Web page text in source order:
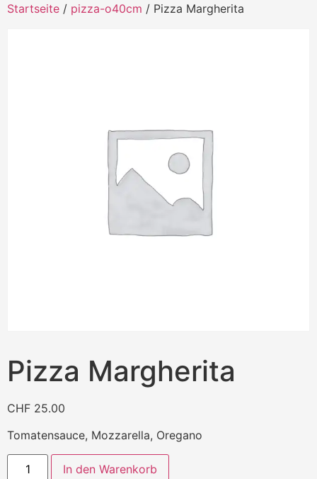
Startseite / pizza-o40cm / Pizza Margherita
Pizza Margherita
CHF 25.00
Tomatensauce, Mozzarella, Oregano
In den Warenkorb